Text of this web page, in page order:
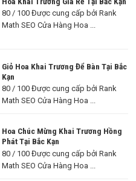
80 / 100 Được cung cấp bởi Rank
Math SEO Cửa Hàng Hoa ...
Giỏ Hoa Khai Trương Để Bàn Tại Bắc
Kạn
80 / 100 Được cung cấp bởi Rank
Math SEO Cửa Hàng Hoa ...
Hoa Chúc Mừng Khai Trương Hồng
Phát Tại Bắc Kạn
80 / 100 Được cung cấp bởi Rank
Math SEO Cửa Hàng Hoa ...